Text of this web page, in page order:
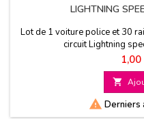
LIGHTNING
Lot de 1 voiture police et 30
circuit Lightning
Prix

 Derniers